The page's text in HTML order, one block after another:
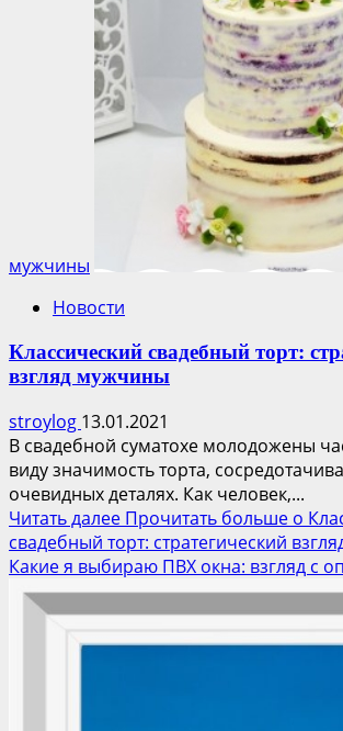
мужчины
Новости
Классический свадебный торт:
взгляд мужчины
stroylog 13.01.2021
В свадебной суматохе молодожены
виду значимость торта,
очевидных деталях. Как человек,...
Читать далее Прочитать больше о
свадебный торт: стратегический
Какие я выбираю ПВХ окна: взгляд с